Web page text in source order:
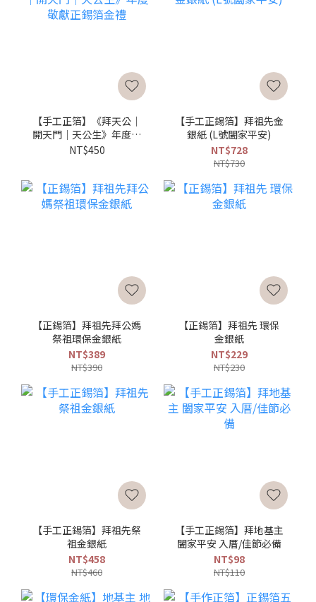
【手工正箔】《拜天公｜
開天門｜天公生》年度敬
獻正錫箔金禮
NT$450
【手工正錫箔】拜祖先金
銀紙 (L號闔家平安)
NT$728
NT$730
【正錫箔】拜祖先拜公媽
祭祖環保金銀紙
NT$389
NT$390
【正錫箔】拜祖先 環保
金銀紙
NT$229
NT$230
【手工正錫箔】拜祖先祭
祖金銀紙
NT$458
NT$460
【手工正錫箔】拜地基主
闔家平安 入厝/佳節必備
NT$98
NT$110